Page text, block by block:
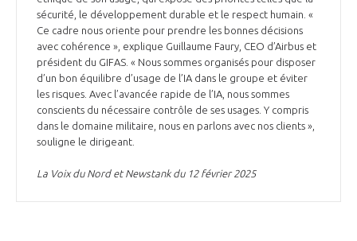
sécurité, le développement durable et le respect humain. «
Ce cadre nous oriente pour prendre les bonnes décisions
avec cohérence », explique Guillaume Faury, CEO d’Airbus et
président du GIFAS. « Nous sommes organisés pour disposer
d’un bon équilibre d’usage de l’IA dans le groupe et éviter
les risques. Avec l’avancée rapide de l’IA, nous sommes
conscients du nécessaire contrôle de ses usages. Y compris
dans le domaine militaire, nous en parlons avec nos clients »,
souligne le dirigeant.
La Voix du Nord et Newstank du 12 février 2025